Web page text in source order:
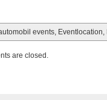
events, Eventlocation,
are closed.